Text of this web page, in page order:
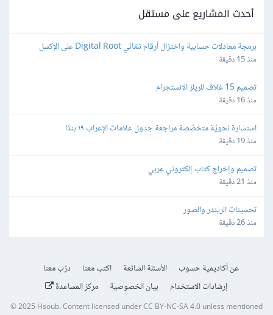
أحدث المشاريع على مستقل
برمجة معادلات حسابية واختزال أرقام تلقائي Digital Root على الإكسل
منذ 15 دقيقة
تصميم 15 غلاف للريلز الانستجرام
منذ 16 دقيقة
استشارة نحويّة متخصّصة مراجعة جدول علامات الإعراب ١٩ بندًا
منذ 19 دقيقة
تصميم وإخراج كتاب إلكتروني عربي
منذ 21 دقيقة
تحسينات الريندر والصور
منذ 26 دقيقة
عن أكاديمية حسوب الأسئلة الشائعة اكتب معنا
درّب معنا
إرشادات الاستخدام
بيان الخصوصية مركز المساعدة
© 2025 Hsoub.Content licensed underCC BY-NC-SA 4.0unless mentioned